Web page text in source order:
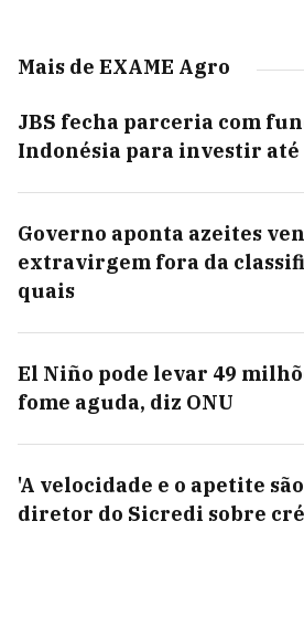
Mais de EXAME Agro
JBS fecha parceria com
Indonésia para investir até
Governo aponta azeites
extravirgem fora da
quais
El Niño pode levar 49
fome aguda, diz ONU
'A velocidade e o apetite
diretor do Sicredi sobre